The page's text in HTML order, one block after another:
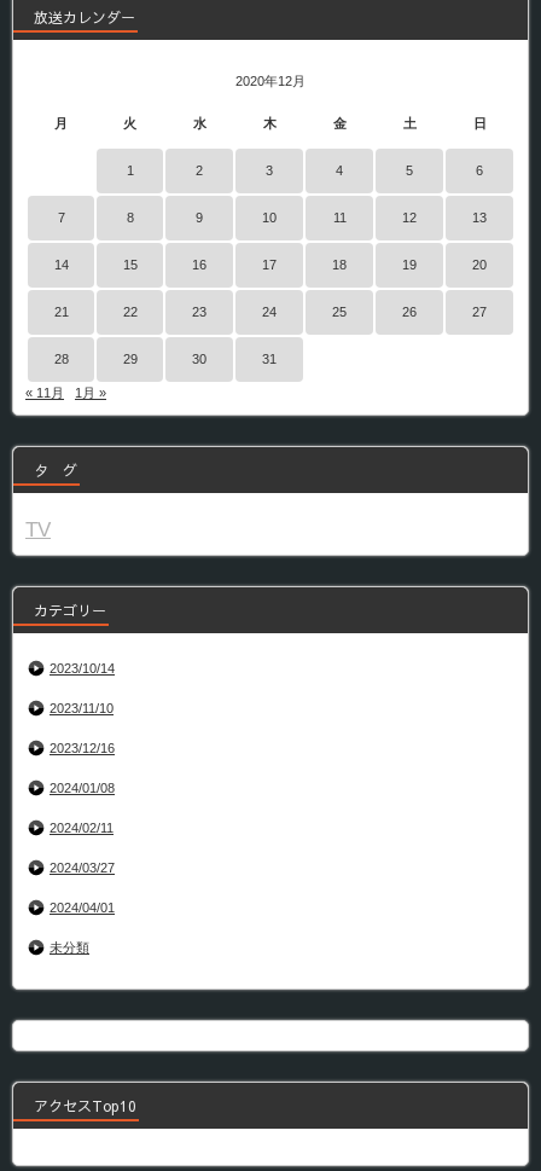
放送カレンダー
2020年12月
月 火 水 木 金 土 日
1 2 3 4 5 6
7 8 9 10 11 12 13
14 15 16 17 18 19 20
21 22 23 24 25 26 27
28 29 30 31
« 11月 1月 »
タ グ
TV
カテゴリー
2023/10/14
2023/11/10
2023/12/16
2024/01/08
2024/02/11
2024/03/27
2024/04/01
未分類
アクセスTop10